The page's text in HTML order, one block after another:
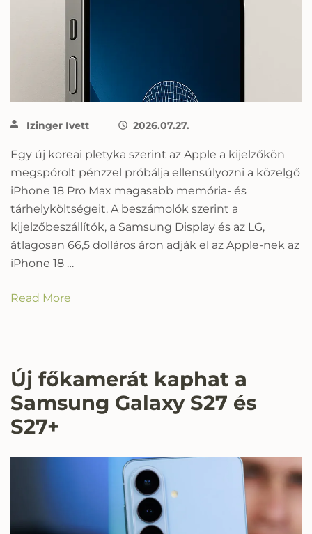
Izinger Ivett 2026.07.27.
Egy új koreai pletyka szerint az Apple a kijelzőkön
megspórolt pénzzel próbálja ellensúlyozni a közelgő
iPhone 18 Pro Max magasabb memória- és
tárhelyköltségeit. A beszámolók szerint a
kijelzőbeszállítók, a Samsung Display és az LG,
átlagosan 66,5 dolláros áron adják el az Apple-nek az
iPhone 18 …
Read More
Új főkamerát kaphat a
Samsung Galaxy S27 és
S27+